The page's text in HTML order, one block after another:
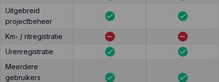
Uitgebreid
projectbeheer
Km- / ritregistratie
Urenregistratie
Meerdere
gebruikers